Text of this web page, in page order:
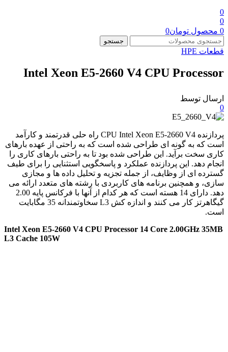
0
0
0 محصول تومان0
جستجو
قطعات HPE
Intel Xeon E5-2660 V4 CPU Processor
ارسال توسط
0
پردازنده CPU Intel Xeon E5-2660 V4 راه حلی قدرتمند و کارآمد
است که به گونه ای طراحی شده است که به راحتی از عهده بارهای
کاری سخت برآید. این طراحی شده بود تا به راحتی بارهای کاری را
انجام دهد. این پردازنده عملکرد و پاسخگویی استثنایی را برای طیف
گسترده ای از وظایف، از جمله تجزیه و تحلیل داده ها و مجازی
سازی، و همچنین برنامه های کاربردی با رشته های متعدد ارائه می
دهد. دارای 14 هسته است که هر کدام از آنها با فرکانس پایه 2.00
گیگاهرتز کار می کنند و اندازه کش L3 سخاوتمندانه 35 مگابایت
است.
Intel Xeon E5-2660 V4 CPU Processor 14 Core 2.00GHz 35MB
L3 Cache 105W